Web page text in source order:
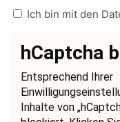
Ich bin mit den